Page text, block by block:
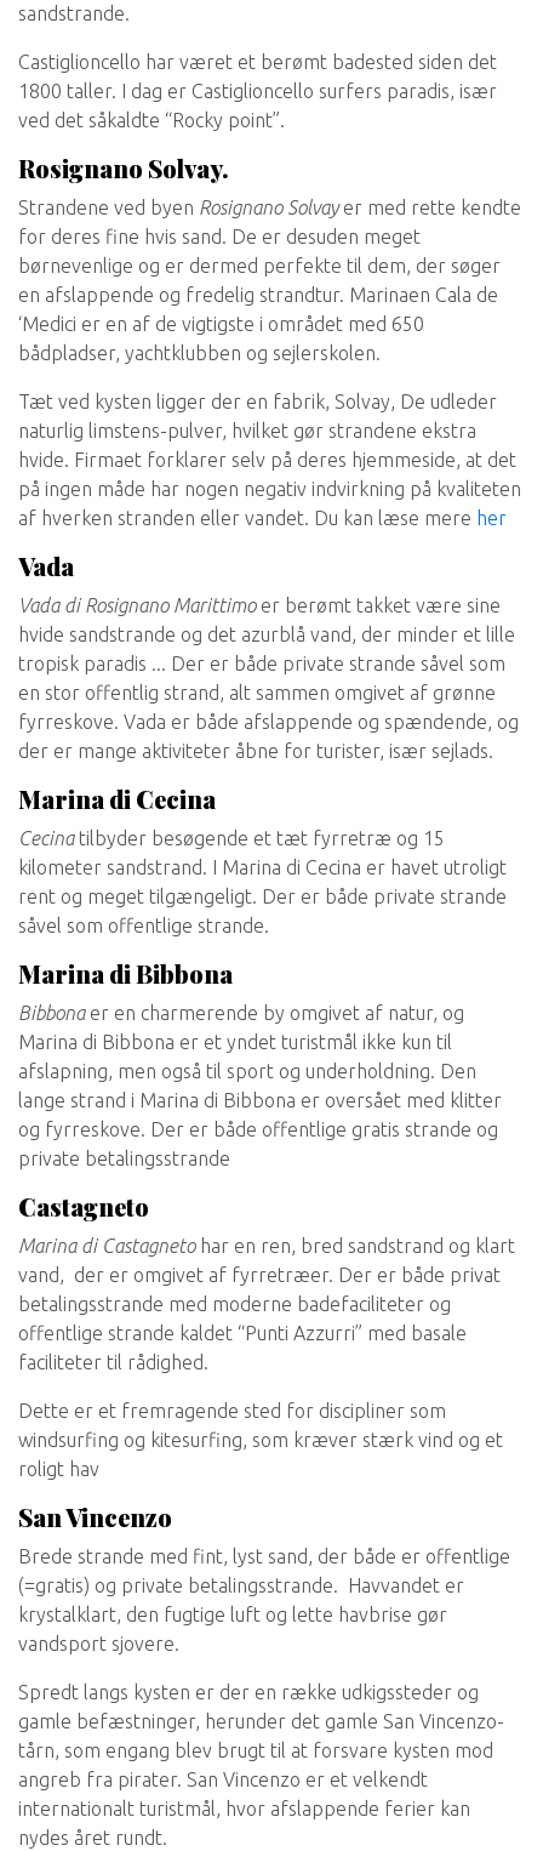
sandstrande.
Castiglioncello har været et berømt badested siden det
1800 taller. I dag er Castiglioncello surfers paradis, især
ved det såkaldte “Rocky point”.
Rosignano Solvay.
Strandene ved byen Rosignano Solvayer med rette kendte
for deres fine hvis sand. De er desuden meget
børnevenlige og er dermed perfekte til dem, der søger
en afslappende og fredelig strandtur. Marinaen Cala de
‘Medici er en af ​​de vigtigste i området med 650
bådpladser, yachtklubben og sejlerskolen.
Tæt ved kysten ligger der en fabrik, Solvay, De udleder
naturlig limstens-pulver, hvilket gør strandene ekstra
hvide. Firmaet forklarer selv på deres hjemmeside, at det
på ingen måde har nogen negativ indvirkning på kvaliteten
af hverken stranden eller vandet. Du kan læse mere her
Vada
Vada di Rosignano Marittimoer berømt takket være sine
hvide sandstrande og det azurblå vand, der minder et lille
tropisk paradis ... Der er både private strande såvel som
en stor offentlig strand, alt sammen omgivet af grønne
fyrreskove. Vada er både afslappende og spændende, og
der er mange aktiviteter åbne for turister, især sejlads.
Marina di Cecina
Cecinatilbyder besøgende et tæt fyrretræ og 15
kilometer sandstrand. I Marina di Cecina er havet utroligt
rent og meget tilgængeligt. Der er både private strande
såvel som offentlige strande.
Marina di Bibbona
Bibbonaer en charmerende by omgivet af natur, og
Marina di Bibbona er et yndet turistmål ikke kun til
afslapning, men også til sport og underholdning. Den
lange strand i Marina di Bibbona er oversået med klitter
og fyrreskove. Der er både offentlige gratis strande og
private betalingsstrande
Castagneto
Marina di Castagnetohar en ren, bred sandstrand og klart
vand, der er omgivet af fyrretræer. Der er både privat
betalingsstrande med moderne badefaciliteter og
offentlige strande kaldet “Punti Azzurri” med basale
faciliteter til rådighed.
Dette er et fremragende sted for discipliner som
windsurfing og kitesurfing, som kræver stærk vind og et
roligt hav
San Vincenzo
Brede strande med fint, lyst sand, der både er offentlige
(=gratis) og private betalingsstrande. Havvandet er
krystalklart, den fugtige luft og lette havbrise gør
vandsport sjovere.
Spredt langs kysten er der en række udkigssteder og
gamle befæstninger, herunder det gamle San Vincenzo-
tårn, som engang blev brugt til at forsvare kysten mod
angreb fra pirater. San Vincenzo er et velkendt
internationalt turistmål, hvor afslappende ferier kan
nydes året rundt.